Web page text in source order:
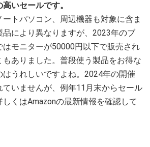
いセールです。
トパソコン、周辺機器も対象に含ま
により異なりますが、2023年のブ
はモニターが50000円以下で販売され
ありました。普段使う製品をお得な
うれしいですよね。2024年の開催
ていませんが、例年11月末からセール
くはAmazonの最新情報を確認して